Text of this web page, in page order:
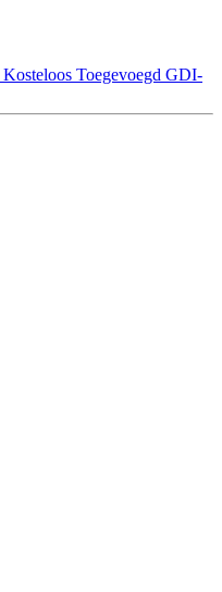
Kosteloos Toegevoegd GDI-